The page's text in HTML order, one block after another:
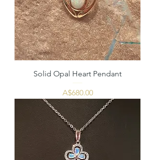
Solid Opal Heart Pendant
価格
A$680.00